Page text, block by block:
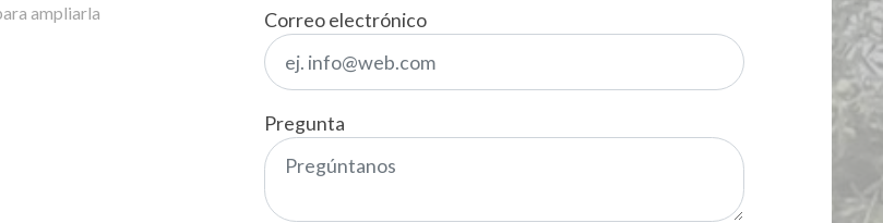
ampliarla Correo electrónico
Pregunta